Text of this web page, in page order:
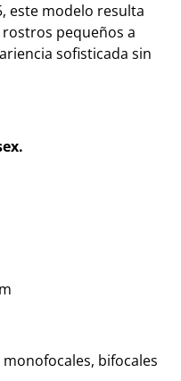
este modelo resulta
pequeños a
sofisticada sin
bifocales